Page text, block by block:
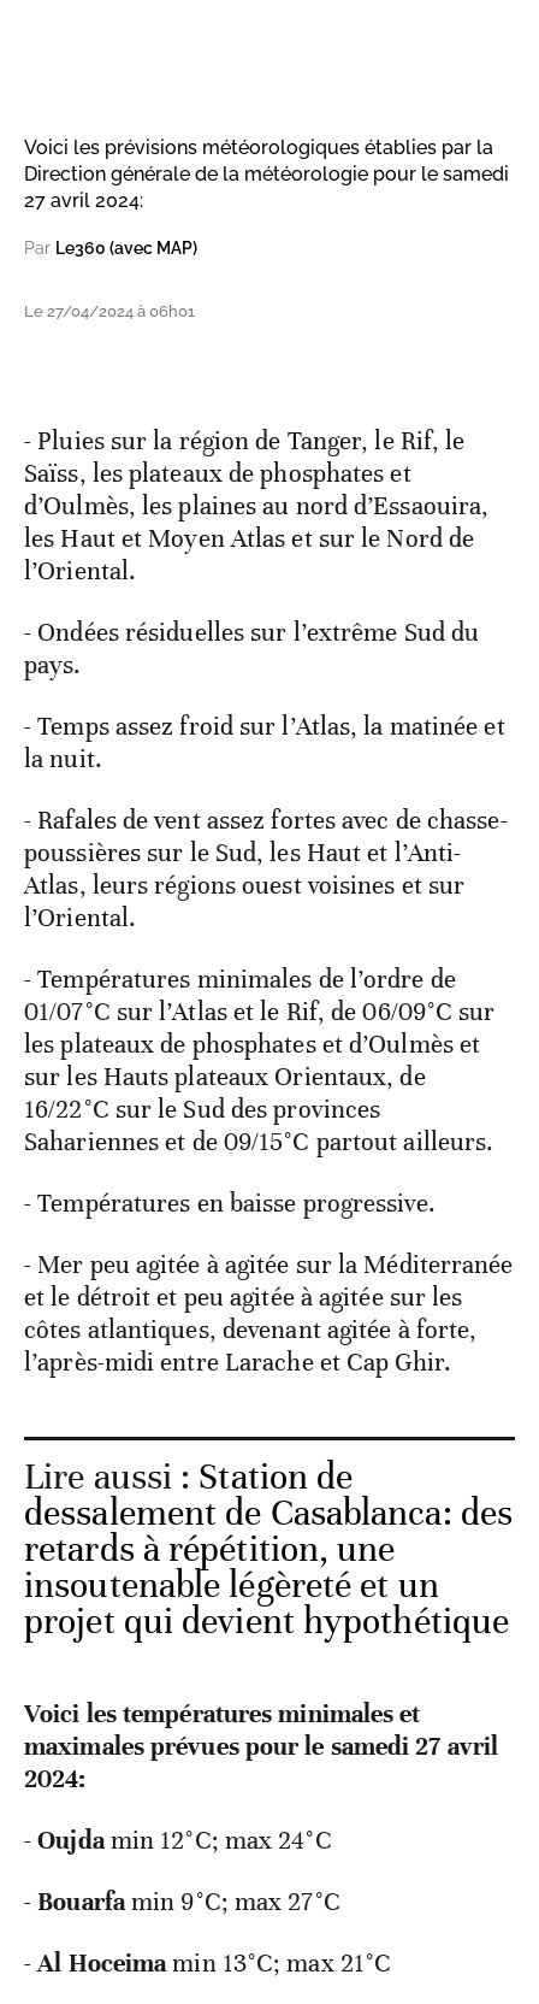
Voici les prévisions météorologiques établies par la
Direction générale de la météorologie pour le samedi
27 avril 2024:
Par Le360 (avec MAP)
Le 27/04/2024 à 06h01
- Pluies sur la région de Tanger, le Rif, le
Saïss, les plateaux de phosphates et
d’Oulmès, les plaines au nord d’Essaouira,
les Haut et Moyen Atlas et sur le Nord de
l’Oriental.
- Ondées résiduelles sur l’extrême Sud du
pays.
- Temps assez froid sur l’Atlas, la matinée et
la nuit.
- Rafales de vent assez fortes avec de chasse-
poussières sur le Sud, les Haut et l’Anti-
Atlas, leurs régions ouest voisines et sur
l’Oriental.
- Températures minimales de l’ordre de
01/07°C sur l’Atlas et le Rif, de 06/09°C sur
les plateaux de phosphates et d’Oulmès et
sur les Hauts plateaux Orientaux, de
16/22°C sur le Sud des provinces
Sahariennes et de 09/15°C partout ailleurs.
- Températures en baisse progressive.
- Mer peu agitée à agitée sur la Méditerranée
et le détroit et peu agitée à agitée sur les
côtes atlantiques, devenant agitée à forte,
l’après-midi entre Larache et Cap Ghir.
Lire aussi : Station de
dessalement de Casablanca: des
retards à répétition, une
insoutenable légèreté et un
projet qui devient hypothétique
Voici les températures minimales et
maximales prévues pour le samedi 27 avril
2024:
-Oujdamin 12°C; max 24°C
-Bouarfamin 9°C; max 27°C
-Al Hoceimamin 13°C; max 21°C